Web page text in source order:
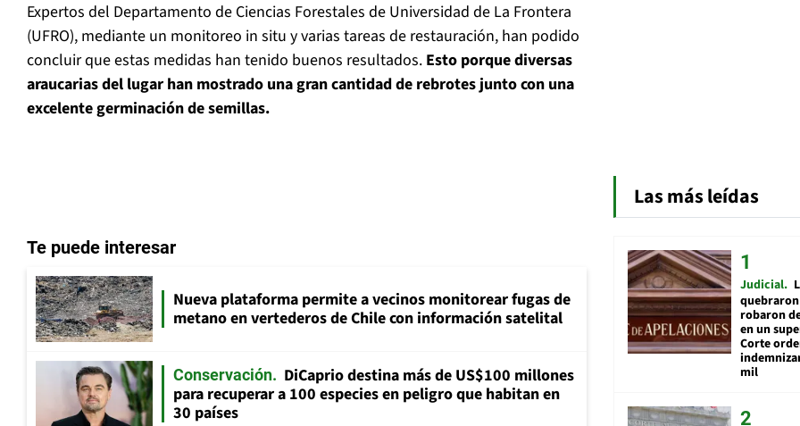
Expertos del Departamento de Ciencias Forestales de Universidad de La Frontera
(UFRO), mediante un monitoreo in situ y varias tareas de restauración, han podido
concluir que estas medidas han tenido buenos resultados. Esto porque diversas
araucarias del lugar han mostrado una gran cantidad de rebrotes junto con una
excelente germinación de semillas.
Te puede interesar
Nueva plataforma permite a vecinos monitorear fugas de
metano en vertederos de Chile con información satelital
Conservación
DiCaprio destina más de US$100 millones
para recuperar a 100 especies en peligro que habitan en
30 países
Las más leídas
Judicial
robaron
en un
Corte
mil